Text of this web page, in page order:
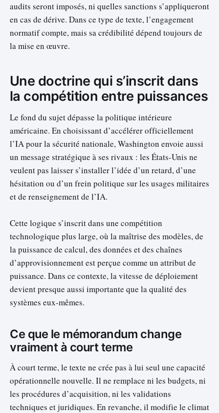
audits seront imposés, ni quelles sanctions s’appliqueront
en cas de dérive. Dans ce type de texte, l’engagement
normatif compte, mais sa crédibilité dépend toujours de
la mise en œuvre.
Une doctrine qui s’inscrit dans
la compétition entre puissances
Le fond du sujet dépasse la politique intérieure
américaine. En choisissant d’accélérer officiellement
l’IA pour la sécurité nationale, Washington envoie aussi
un message stratégique à ses rivaux : les États-Unis ne
veulent pas laisser s’installer l’idée d’un retard, d’une
hésitation ou d’un frein politique sur les usages militaires
et de renseignement de l’IA.
Cette logique s’inscrit dans une compétition
technologique plus large, où la maîtrise des modèles, de
la puissance de calcul, des données et des chaînes
d’approvisionnement est perçue comme un attribut de
puissance. Dans ce contexte, la vitesse de déploiement
devient presque aussi importante que la qualité des
systèmes eux-mêmes.
Ce que le mémorandum change
vraiment à court terme
À court terme, le texte ne crée pas à lui seul une capacité
opérationnelle nouvelle. Il ne remplace ni les budgets, ni
les procédures d’acquisition, ni les validations
techniques et juridiques. En revanche, il modifie le climat